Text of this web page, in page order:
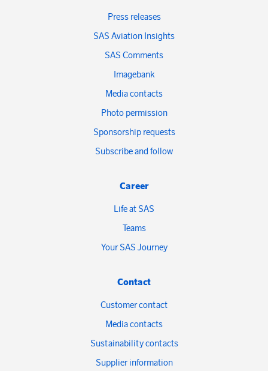
Press releases
SAS Aviation Insights
SAS Comments
Imagebank
Media contacts
Photo permission
Sponsorship requests
Subscribe and follow
Career
Life at SAS
Teams
Your SAS Journey
Contact
Customer contact
Media contacts
Sustainability contacts
Supplier information